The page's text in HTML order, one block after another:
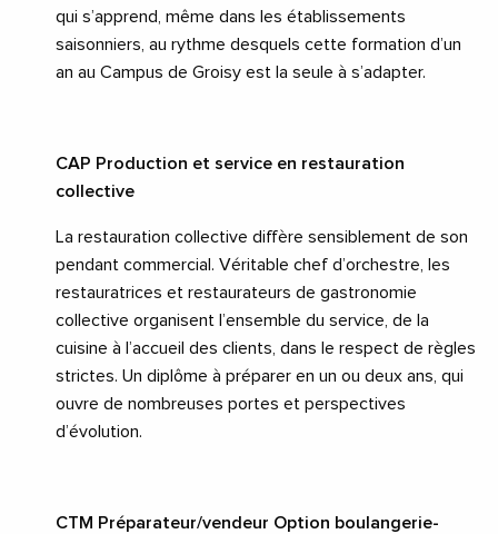
qui s’apprend, même dans les établissements
saisonniers, au rythme desquels cette formation d’un
an au Campus de Groisy est la seule à s’adapter.
CAP Production et service en restauration
collective
La restauration collective diffère sensiblement de son
pendant commercial. Véritable chef d’orchestre, les
restauratrices et restaurateurs de gastronomie
collective organisent l’ensemble du service, de la
cuisine à l’accueil des clients, dans le respect de règles
strictes. Un diplôme à préparer en un ou deux ans, qui
ouvre de nombreuses portes et perspectives
d’évolution.
CTM Préparateur/vendeur Option boulangerie-